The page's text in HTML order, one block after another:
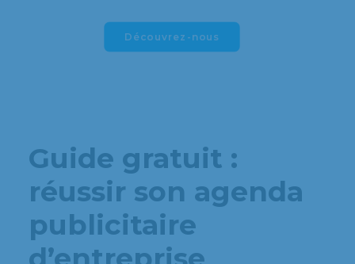
Découvrez-nous
Guide gratuit :
réussir son agenda
publicitaire